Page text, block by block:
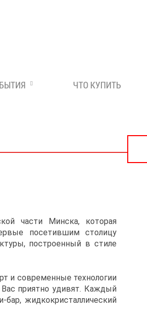
ЧТО КУПИТЬ
части Минска, которая
посетившим столицу
построенный в стиле
и современные технологии
приятно удивят. Каждый
жидкокристаллический